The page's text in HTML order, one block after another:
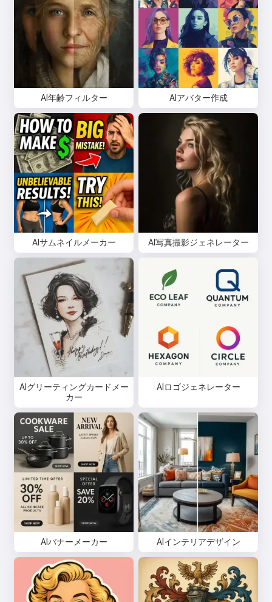
AI年齢フィルター AIアバター作成
AIサムネイルメーカー AI写真撮影ジェネレーター
AIグリーティングカードメー
カー
AIロゴジェネレーター
AIバナーメーカー AIインテリアデザイン